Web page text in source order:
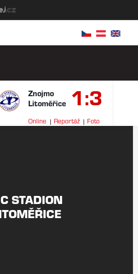
Znojmo
Litoměřice 1:3
Online Reportáž Foto
STADION